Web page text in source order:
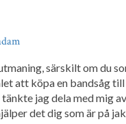
särskilt om du
att köpa en bandsåg
jag dela med mig
det dig som är på